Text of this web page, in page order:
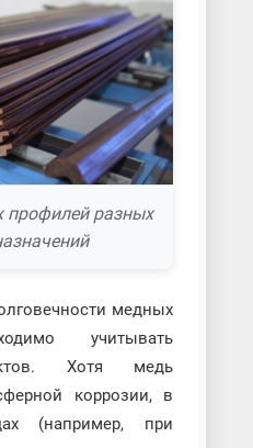
разных
медных
учитывать
Хотя медь
коррозии, в
(например, при